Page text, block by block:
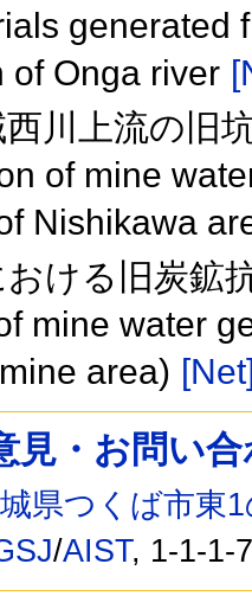
generated
of Onga river
川上流の旧
of mine
Nishikawa
ける旧炭鉱
mine water
area)
見・お問い
県つくば市東
/AIST, 1-1-1-